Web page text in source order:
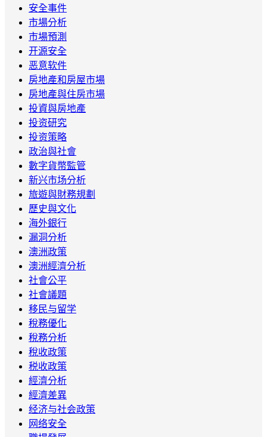
安全事件
市場分析
市場預測
开源安全
恶意软件
房地產和房屋市場
房地產與住房市場
投資與房地產
投资研究
投资策略
政治與社會
數字貨幣監管
新兴市场分析
旅遊與財務規劃
歷史與文化
海外銀行
漏洞分析
澳洲政策
澳洲經濟分析
社會公平
社會議題
移民与留学
稅務優化
稅務分析
稅收政策
税收政策
經濟分析
經濟差異
经济与社会政策
网络安全